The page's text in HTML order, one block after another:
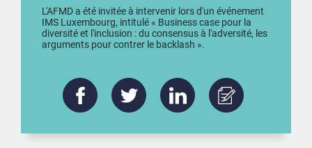
L'AFMD a été invitée à intervenir lors d'un événement
IMS Luxembourg, intitulé « Business case pour la
diversité et l'inclusion : du consensus à l'adversité, les
arguments pour contrer le backlash ».